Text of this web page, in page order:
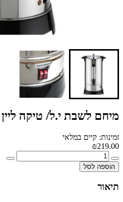
מיחם לשבת י.ל/ טיקה ליין 30 כוסות
זמינות: קיים במלאי
₪219.00
הוספה לסל
תיאור